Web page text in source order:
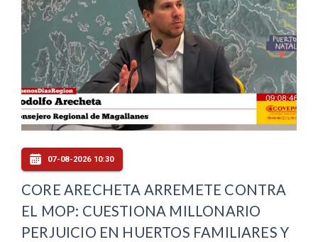
07-08-2026 10:30
CORE ARECHETA ARREMETE CONTRA
EL MOP: CUESTIONA MILLONARIO
PERJUICIO EN HUERTOS FAMILIARES Y